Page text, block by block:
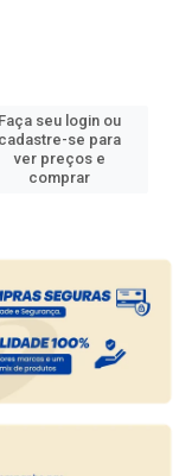
Faça seu login ou
cadastre-se para
ver preços e
comprar